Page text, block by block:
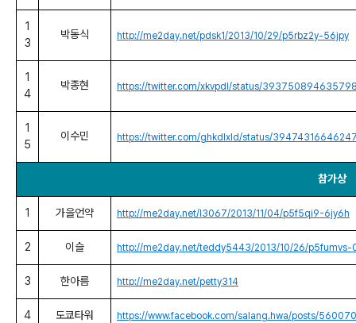
1
3
박동식 http://me2day.net/pdsk1/2013/10/29/p5rbz2y-56jpy
1
4
박종현 https://twitter.com/xkvpdl/status/
1
5
이수민 https://twitter.com/ghkdlxld/status/
참가상
1 가을언약 http://me2day.net/l3067/2013/11/04/p5f5qi9-6jy6h
2 이슬 http://me2day.net/teddy5443/2013/10/26/p5fumvs-
3 한아름 http://me2day.net/petty314
4 도쿄타워 https://www.facebook.com/salang.hwa/posts/